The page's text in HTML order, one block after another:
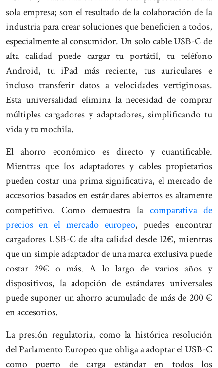
sola empresa; son el resultado de la colaboración de la
industria para crear soluciones que beneficien a todos,
especialmente al consumidor. Un solo cable USB-C de
alta calidad puede cargar tu portátil, tu teléfono
Android, tu iPad más reciente, tus auriculares e
incluso transferir datos a velocidades vertiginosas.
Esta universalidad elimina la necesidad de comprar
múltiples cargadores y adaptadores, simplificando tu
vida y tu mochila.
El ahorro económico es directo y cuantificable.
Mientras que los adaptadores y cables propietarios
pueden costar una prima significativa, el mercado de
accesorios basados en estándares abiertos es altamente
competitivo. Como demuestra la comparativa de
precios en el mercado europeo, puedes encontrar
cargadores USB-C de alta calidad desde 12€, mientras
que un simple adaptador de una marca exclusiva puede
costar 29€ o más. A lo largo de varios años y
dispositivos, la adopción de estándares universales
puede suponer un ahorro acumulado de más de 200 €
en accesorios.
La presión regulatoria, como la histórica resolución
del Parlamento Europeo que obliga a adoptar el USB-C
como puerto de carga estándar en todos los